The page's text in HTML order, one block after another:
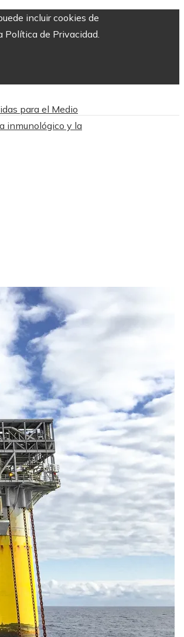
incluir cookies de
Política de Privacidad.
para el Medio
inmunológico y la